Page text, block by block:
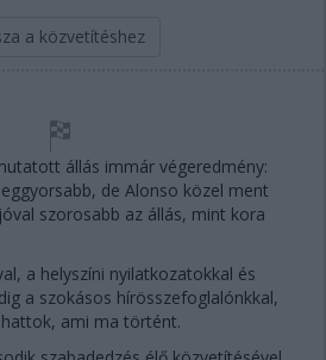
a közvetítéshez
állás immár végeredmény:
de Alonso közel ment
szorosabb az állás, mint kora
a helyszíni nyilatkozatokkal és
a szokásos hírösszefoglalónkkal,
ami ma történt.